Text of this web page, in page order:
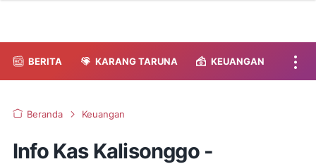
BERITA KARANG TARUNA KEUANGAN
Beranda Keuangan
Info Kas Kalisonggo -